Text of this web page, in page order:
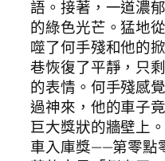
語。接著，一道濃
的綠色光芒。猛地
噬了何手殘和他的
巷恢復了平靜，只
的表情。何手殘感
過神來，他的車子
巨大獎狀的牆壁上
車入庫獎——第零點